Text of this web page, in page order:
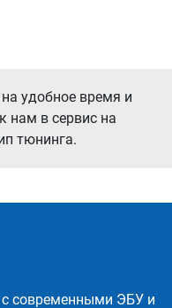
удобное время и
нам в сервис на
тюнинга.
с современными ЭБУ и